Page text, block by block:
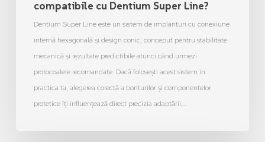
compatibile cu Dentium Super Line?
Dentium Super Line este un sistem de implanturi cu conexiune
internă hexagonală și design conic, conceput pentru stabilitate
mecanică și rezultate predictibile atunci când urmezi
protocoalele recomandate. Dacă folosești acest sistem în
practica ta, alegerea corectă a bonturilor și componentelor
protetice îți influențează direct precizia adaptării,…